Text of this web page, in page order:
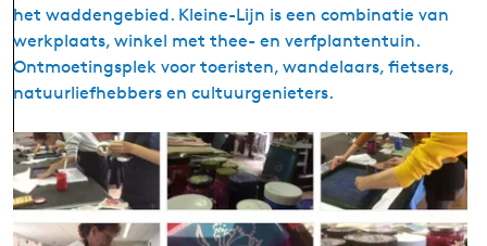
het waddengebied. Kleine-Lijn is een combinatie van
werkplaats, winkel met thee- en verfplantentuin.
Ontmoetingsplek voor toeristen, wandelaars, fietsers,
natuurliefhebbers en cultuurgenieters.
K
l
e